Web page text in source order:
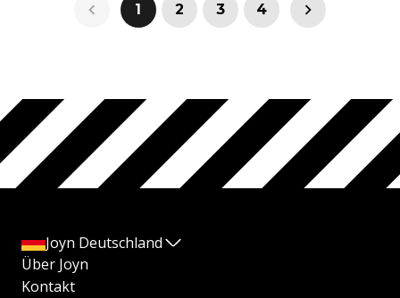
1 2 3 4
Joyn Deutschland
Über Joyn
Kontakt